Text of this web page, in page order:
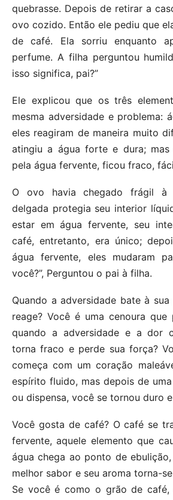
quebrasse. Depois de retirar a
ovo cozido. Então ele pediu que
de café. Ela sorriu enquanto
perfume. A filha perguntou
isso significa, pai?”
Ele explicou que os três
mesma adversidade e problema:
eles reagiram de maneira muito
atingiu a água forte e dura; mas
pela água fervente, ficou fraco,
O ovo havia chegado frágil à
delgada protegia seu interior
estar em água fervente, seu
café, entretanto, era único;
água fervente, eles mudaram
você?”, Perguntou o pai à filha.
Quando a adversidade bate à
reage? Você é uma cenoura
quando a adversidade e a dor
torna fraco e perde sua força?
começa com um coração
espírito fluido, mas depois de
ou dispensa, você se tornou duro
Você gosta de café? O café se
fervente, aquele elemento que
água chega ao ponto de
melhor sabor e seu aroma torna-
Se você é como o grão de café,